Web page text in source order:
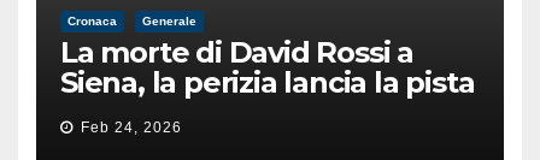
Cronaca Generale
La morte di David Rossi a
Siena, la perizia lancia la pista
di un’intimidazione finita
male
Feb 24, 2026